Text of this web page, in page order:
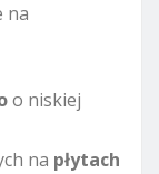
na
o niskiej
na płytach